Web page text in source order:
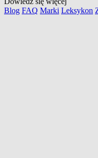
Blog FAQ Marki Leksykon